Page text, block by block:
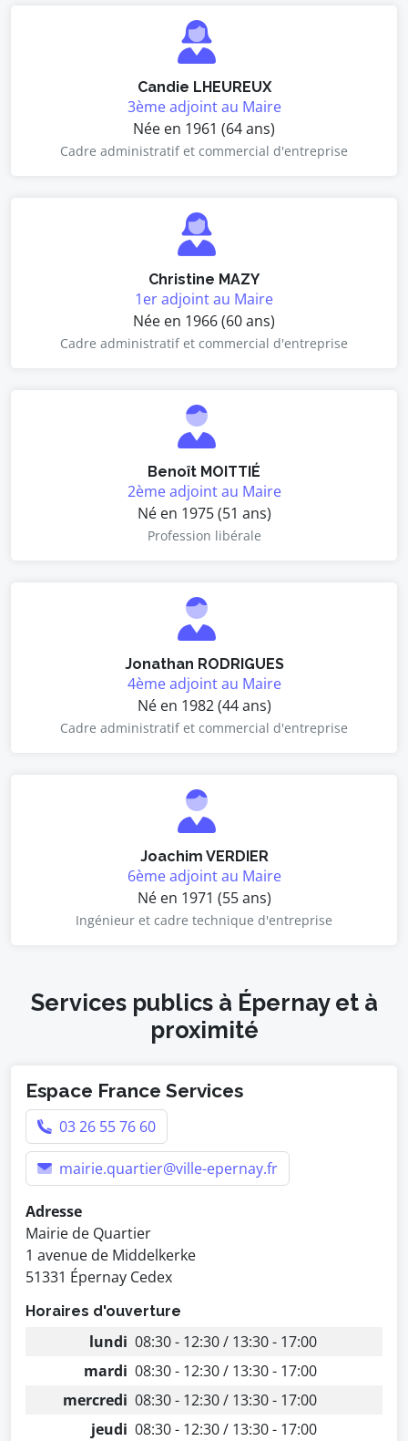
Candie LHEUREUX
3ème adjoint au Maire
Née en 1961 (64 ans)
Cadre administratif et commercial d'entreprise
Christine MAZY
1er adjoint au Maire
Née en 1966 (60 ans)
Cadre administratif et commercial d'entreprise
Benoît MOITTIÉ
2ème adjoint au Maire
Né en 1975 (51 ans)
Profession libérale
Jonathan RODRIGUES
4ème adjoint au Maire
Né en 1982 (44 ans)
Cadre administratif et commercial d'entreprise
Joachim VERDIER
6ème adjoint au Maire
Né en 1971 (55 ans)
Ingénieur et cadre technique d'entreprise
Services publics à Épernay et à
proximité
Espace France Services
03 26 55 76 60
mairie.quartier@ville-epernay.fr
Adresse
Mairie de Quartier
1 avenue de Middelkerke
51331 Épernay Cedex
Horaires d'ouverture
lundi 08:30 - 12:30 / 13:30 - 17:00
mardi 08:30 - 12:30 / 13:30 - 17:00
mercredi 08:30 - 12:30 / 13:30 - 17:00
jeudi 08:30 - 12:30 / 13:30 - 17:00